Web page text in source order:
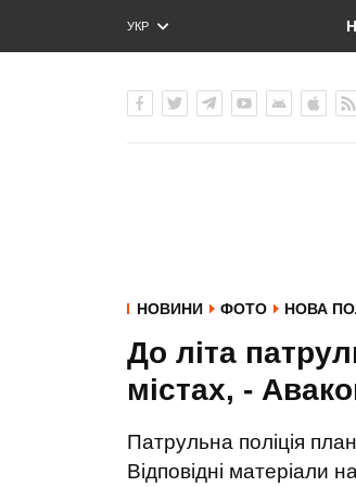
УКР
ENG
НОВИНИ ФОТО НОВА
До літа
містах, -
Патрульна поліція
Відповідні матеріали